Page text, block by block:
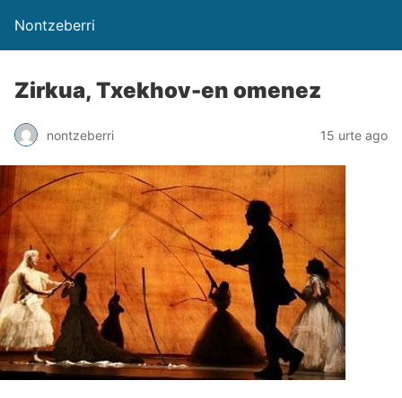
Nontzeberri
Zirkua, Txekhov-en omenez
nontzeberri 15 urte ago